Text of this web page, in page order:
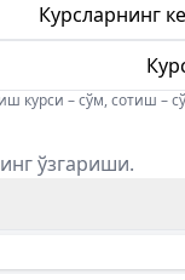
Курсларнинг
курси – сўм, сотиш –
ўзгариши.